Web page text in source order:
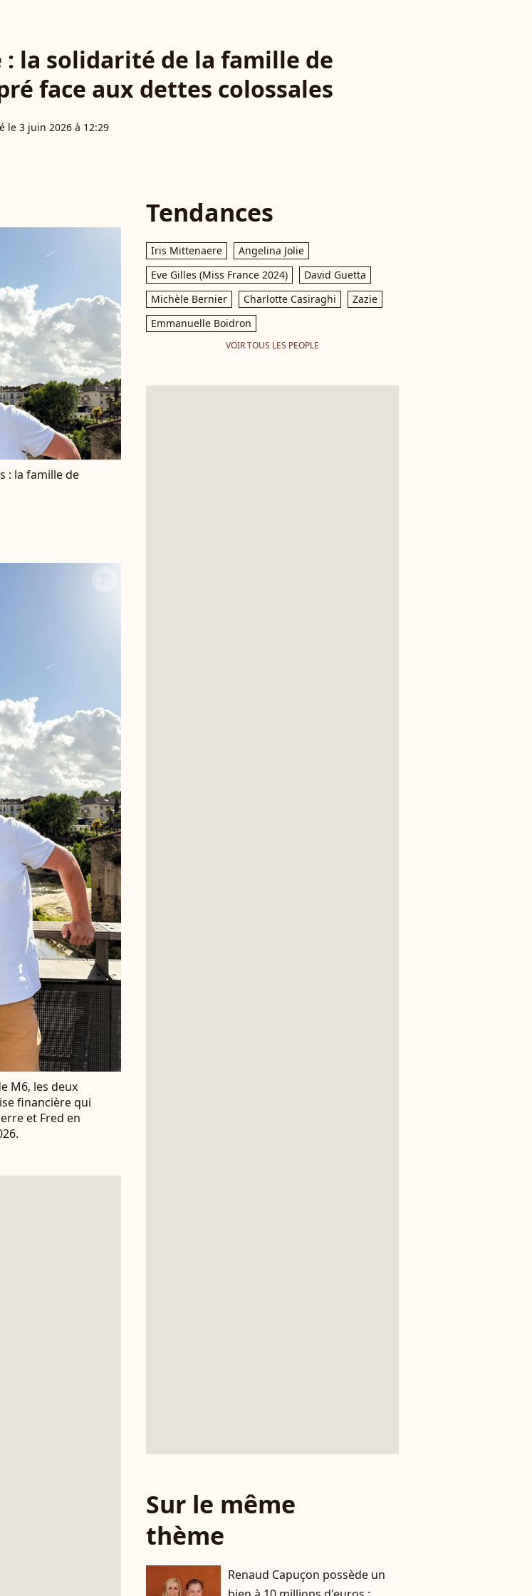
la solidarité de la famille de
face aux dettes colossales
le 3 juin 2026 à 12:29
: la famille de
M6, les deux
financière qui
et Fred en
Tendances
Iris Mittenaere
Angelina Jolie
Eve Gilles (Miss France 2024)
David Guetta
Michèle Bernier
Charlotte Casiraghi
Zazie
Emmanuelle Boidron
VOIR TOUS LES PEOPLE
Sur le même
thème
Renaud Capuçon possède un